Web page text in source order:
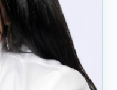
закрытие просвета.
сделать УЗИ шеи в
и УЗ-обследование к